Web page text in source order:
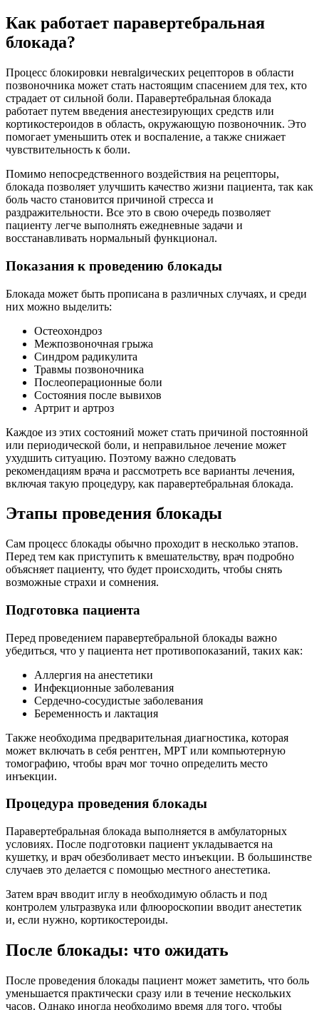
Как работает паравертебральная
блокада?
Процесс блокировки невralgических рецепторов в области
позвоночника может стать настоящим спасением для тех, кто
страдает от сильной боли. Паравертебральная блокада
работает путем введения анестезирующих средств или
кортикостероидов в область, окружающую позвоночник. Это
помогает уменьшить отек и воспаление, а также снижает
чувствительность к боли.
Помимо непосредственного воздействия на рецепторы,
блокада позволяет улучшить качество жизни пациента, так как
боль часто становится причиной стресса и
раздражительности. Все это в свою очередь позволяет
пациенту легче выполнять ежедневные задачи и
восстанавливать нормальный функционал.
Показания к проведению блокады
Блокада может быть прописана в различных случаях, и среди
них можно выделить:
Остеохондроз
Межпозвоночная грыжа
Синдром радикулита
Травмы позвоночника
Послеоперационные боли
Состояния после вывихов
Артрит и артроз
Каждое из этих состояний может стать причиной постоянной
или периодической боли, и неправильное лечение может
ухудшить ситуацию. Поэтому важно следовать
рекомендациям врача и рассмотреть все варианты лечения,
включая такую процедуру, как паравертебральная блокада.
Этапы проведения блокады
Сам процесс блокады обычно проходит в несколько этапов.
Перед тем как приступить к вмешательству, врач подробно
объясняет пациенту, что будет происходить, чтобы снять
возможные страхи и сомнения.
Подготовка пациента
Перед проведением паравертебральной блокады важно
убедиться, что у пациента нет противопоказаний, таких как:
Аллергия на анестетики
Инфекционные заболевания
Сердечно-сосудистые заболевания
Беременность и лактация
Также необходима предварительная диагностика, которая
может включать в себя рентген, МРТ или компьютерную
томографию, чтобы врач мог точно определить место
инъекции.
Процедура проведения блокады
Паравертебральная блокада выполняется в амбулаторных
условиях. После подготовки пациент укладывается на
кушетку, и врач обезболивает место инъекции. В большинстве
случаев это делается с помощью местного анестетика.
Затем врач вводит иглу в необходимую область и под
контролем ультразвука или флюороскопии вводит анестетик
и, если нужно, кортикостероиды.
После блокады: что ожидать
После проведения блокады пациент может заметить, что боль
уменьшается практически сразу или в течение нескольких
часов. Однако иногда необходимо время для того, чтобы